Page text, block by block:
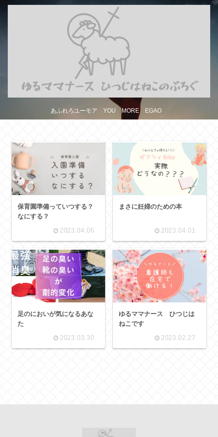
あふれろユーモア YOU MORE EGAO
保育園準備っていつする？
なにする？
2023.04.06
まさに妊婦のための本
2023.04.01
足のにおいが気になるあな
た
2023.03.30
ゆるママナース ひつじは
ねこです
2023.02.27